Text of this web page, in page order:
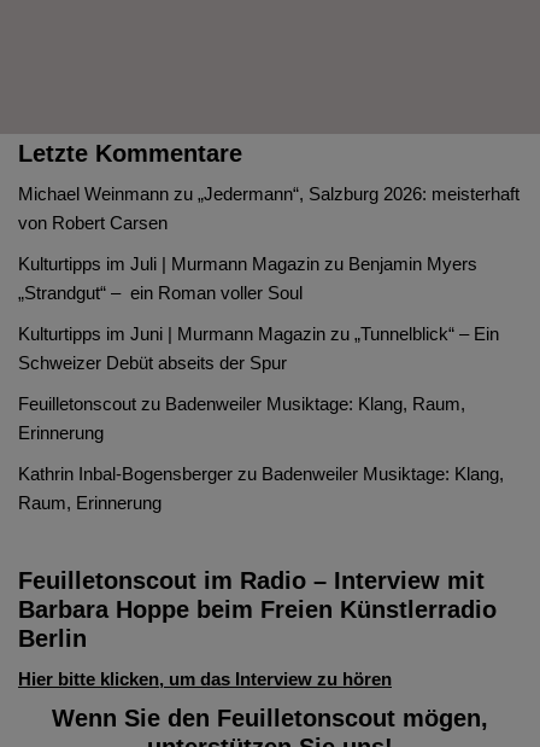
Letzte Kommentare
Michael Weinmann zu „Jedermann“, Salzburg 2026: meisterhaft
von Robert Carsen
Kulturtipps im Juli | Murmann Magazin zu Benjamin Myers
„Strandgut“ – ein Roman voller Soul
Kulturtipps im Juni | Murmann Magazin zu „Tunnelblick“ – Ein
Schweizer Debüt abseits der Spur
Feuilletonscout zu Badenweiler Musiktage: Klang, Raum,
Erinnerung
Kathrin Inbal-Bogensberger zu Badenweiler Musiktage: Klang,
Raum, Erinnerung
Feuilletonscout im Radio – Interview mit
Barbara Hoppe beim Freien Künstlerradio
Berlin
Hier bitte klicken, um das Interview zu hören
Wenn Sie den Feuilletonscout mögen,